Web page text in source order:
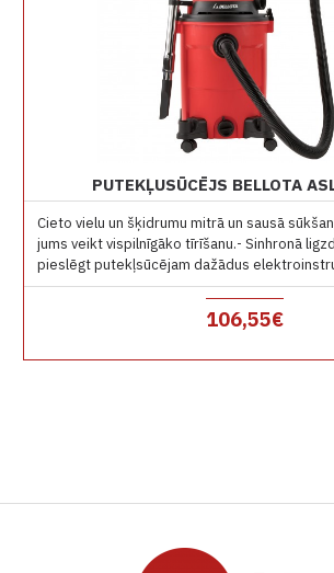
PUTEKĻUSŪCĒJS BELLOTA
Cieto vielu un šķidrumu mitrā un sausā
jums veikt vispilnīgāko tīrīšanu.- Sinhronā
pieslēgt putekļsūcējam dažādus
106,55€